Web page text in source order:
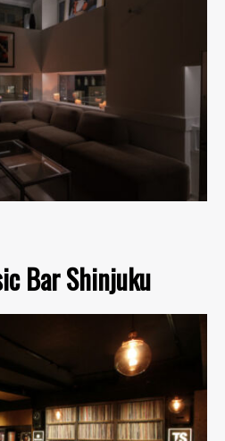
Bar Shinjuku